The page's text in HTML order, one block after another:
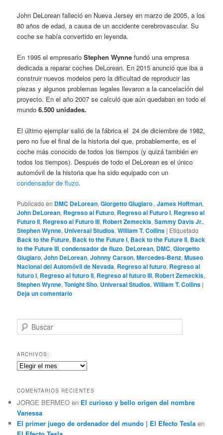
John DeLorean falleció en Nueva Jersey en marzo de 2005, a los
80 años de edad, a causa de un accidente cerebrovascular. Su
cochese había convertido en leyenda.
En 1995 el empresarioStephen Wynne fundó una empresa
dedicada a reparar coches DeLorean. En 2015 anunció que iba a
construir nuevos modelos pero la dificultad de reproducir las
piezas y algunos problemas legales llevaron a la cancelación del
proyecto. En el año 2007 se calculó que aún quedaban en todo el
mundo 6.500 unidades.
El último ejemplar salió de la fábrica el 24 de diciembre de 1982,
pero no fue el final de la historia del que, probablemente, es el
coche más conocido de todos los tiempos (y quizá tambiénen
todos los tiempos). Después de todo el DeLorean es el único
automóvil de la historia que ha sido equipado con un
condensador de fluzo.
Publicado en DMC DeLorean,Giorgetto Giugiaro ,James Hoffman,
John DeLorean, Regreso al Futuro, Regreso al Futuro I, Regreso al
Futuro II, Regreso al Futuro III, Robert Zemeckis,Sammy Davis Jr.,
Stephen Wynne, Universal Studios,William T. Collins | Etiquetado
Back to the Future, Back to the Future I, Back to the Future II, Back
to the Future III,condensador de fluzo, DeLorean, DMC,Giorgetto
Giugiaro,John DeLorean,Johnny Carson,Mercedes-Benz,Museo
Nacional del Automóvil de Nevada, Regreso al futuro, Regreso al
futuro I, Regreso al futuro II, Regreso al futuro III, Robert Zemeckis,
Stephen Wynne,Tonight Sho, Universal Studios,William T. Collins |
Deja un comentario
u
c
a
r
ARCHIVOS:
Archivos:
COMENTARIOS RECIENTES
JORGE BERMEO en El curioso y bello origen del nombre
Vanessa
El primer juego de ordenador del mundo | El Efecto Tesla en